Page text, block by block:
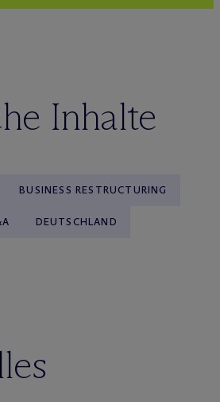
Inhalte
BUSINESS RESTRUCTURING
DEUTSCHLAND